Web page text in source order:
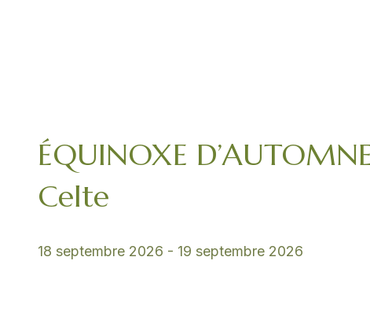
ÉQUINOXE
Celte
18 septembre 2026 - 19 septembre 2026